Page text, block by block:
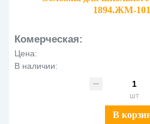
1894.ЖМ-
Комерческая:
Цена:
В наличии:
шт
В